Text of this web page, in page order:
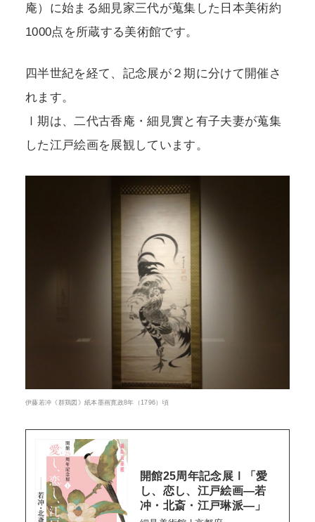
庵）に始まる細見家三代が蒐集した日本美術約
1000点を所蔵する美術館です。
四半世紀を経て、記念展が２期に分けて開催さ
れます。
Ⅰ期は、二代古香庵・細見實と有子夫妻が蒐集
した江戸絵画を展観しています。
伊藤若冲《群鶏図》紙本墨画寛政8年（1796）頃
開館25周年記念展Ⅰ「愛
し、恋し、江戸絵画―若
冲・北斎・江戸琳派―」